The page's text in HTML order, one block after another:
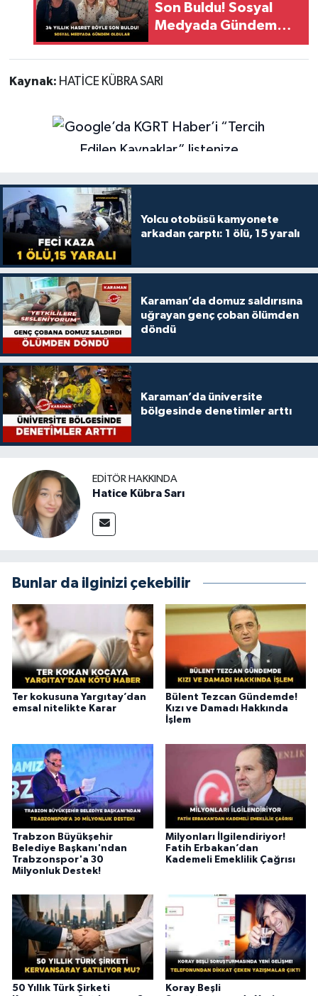
Son Buldu! Sosyal
Medyada Gündem
Oldular
Kaynak: HATİCE KÜBRA SARI
Yolcu otobüsü kamyonete
arkadan çarptı: 1 ölü, 15 yaralı
Karaman’da domuz saldırısına
uğrayan genç çoban ölümden
döndü
Karaman’da üniversite
bölgesinde denetimler arttı
EDITÖR HAKKINDA
Hatice Kübra Sarı
Bunlar da ilginizi çekebilir
Ter kokusuna Yargıtay’dan
emsal nitelikte Karar
Bülent Tezcan Gündemde!
Kızı ve Damadı Hakkında
İşlem
Trabzon Büyükşehir
Belediye Başkanı'ndan
Trabzonspor'a 30
Milyonluk Destek!
Milyonları İlgilendiriyor!
Fatih Erbakan’dan
Kademeli Emeklilik Çağrısı
50 Yıllık Türk Şirketi
Koray Beşli